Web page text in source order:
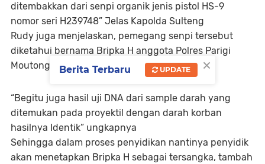
ditembakkan dari senpi organik jenis pistol HS-9
nomor seri H239748” Jelas Kapolda Sulteng
Rudy juga menjelaskan, pemegang senpi tersebut
diketahui bernama Bripka H anggota Polres Parigi
Moutong.
“Begitu juga hasil uji DNA dari sample darah yang
ditemukan pada proyektil dengan darah korban
hasilnya Identik” ungkapnya
Sehingga dalam proses penyidikan nantinya penyidik
akan menetapkan Bripka H sebagai tersangka, tambah
×
Berita Terbaru UPDATE